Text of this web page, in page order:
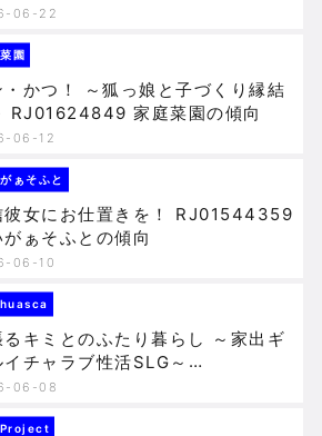
06-22
園
・かつ！ ～狐っ娘と子づくり縁結
RJ01624849 家庭菜園の傾向
06-12
ぁそふと
彼女にお仕置きを！ RJ01544359
がぁそふとの傾向
06-10
るキミとのふたり暮らし ～家出ギ
イチャラブ性活SLG～
Ayahuascaの傾向
06-08